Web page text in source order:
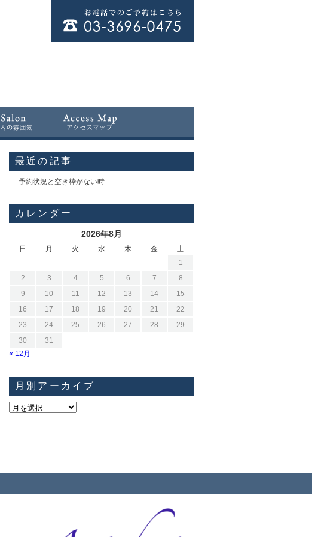
最近の記事
予約状況と空き枠がない時
カレンダー
2026年8月
日 月 火 水 木 金
土
1
2
3 4 5 6 7
8
9
10 11 12 13 14
15
16
17 18 19 20 21
22
23
24 25 26 27 28
29
30
31
« 12月
月別アーカイブ